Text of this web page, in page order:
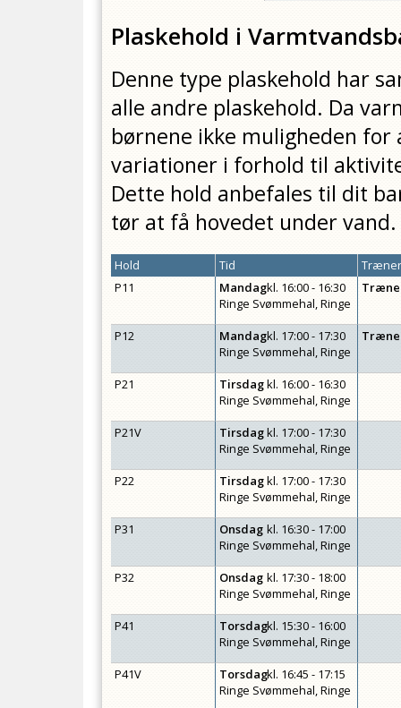
Plaskehold i
Denne type plaskehold har
alle andre plaskehold. Da
børnene ikke muligheden for
variationer i forhold til
Dette hold anbefales til dit
tør at få hovedet under vand.
Hold Tid
P11
Mandagkl. 16:00 - 16:30
Ringe Svømmehal, Ringe
P12 Mandagkl. 17:00 - 17:30
Ringe Svømmehal, Ringe
P21 Tirsdagkl. 16:00 - 16:30
Ringe Svømmehal, Ringe
P21V
Tirsdagkl. 17:00 - 17:30
Ringe Svømmehal, Ringe
P22
Tirsdagkl. 17:00 - 17:30
Ringe Svømmehal, Ringe
P31
Onsdag kl. 16:30 - 17:00
Ringe Svømmehal, Ringe
P32
Onsdag kl. 17:30 - 18:00
Ringe Svømmehal, Ringe
P41
Torsdagkl. 15:30 - 16:00
Ringe Svømmehal, Ringe
P41V
Torsdagkl. 16:45 - 17:15
Ringe Svømmehal, Ringe